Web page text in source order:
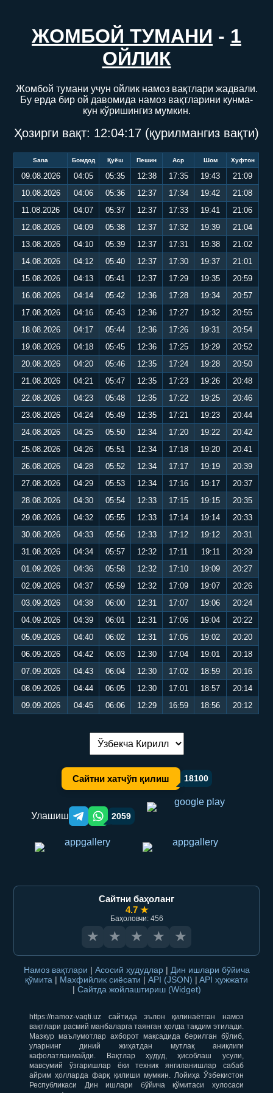
ЖОМБОЙ ТУМАНИ - 1
ОЙЛИК
Жомбой тумани учун ойлик намоз вақтлари жадвали.
Бу ерда бир ой давомида намоз вақтларини кунма-
кун кўришингиз мумкин.
Ҳозирги вақт: 12:04:17 (қурилмангиз вақти)
Sana Бомдод Қуёш Пешин Аср Шом Хуфтон
09.08.2026 04:05 05:35 12:38 17:35 19:43
21:09
10.08.2026
04:06 05:36 12:37 17:34 19:42
21:08
11.08.2026
04:07 05:37 12:37 17:33 19:41
21:06
12.08.2026
04:09 05:38 12:37 17:32 19:39
21:04
13.08.2026
04:10 05:39 12:37 17:31 19:38
21:02
14.08.2026
04:12 05:40 12:37 17:30 19:37
21:01
15.08.2026
04:13 05:41 12:37 17:29 19:35
20:59
16.08.2026
04:14 05:42 12:36 17:28 19:34
20:57
17.08.2026
04:16 05:43 12:36 17:27 19:32
20:55
18.08.2026
04:17 05:44 12:36 17:26 19:31
20:54
19.08.2026
04:18 05:45 12:36 17:25 19:29
20:52
20.08.2026
04:20 05:46 12:35 17:24 19:28
20:50
21.08.2026
04:21 05:47 12:35 17:23 19:26
20:48
22.08.2026
04:23 05:48 12:35 17:22 19:25
20:46
23.08.2026
04:24 05:49 12:35 17:21 19:23
20:44
24.08.2026
04:25 05:50 12:34 17:20 19:22
20:42
25.08.2026
04:26 05:51 12:34 17:18 19:20
20:41
26.08.2026
04:28 05:52 12:34 17:17 19:19
20:39
27.08.2026
04:29 05:53 12:34 17:16 19:17
20:37
28.08.2026
04:30 05:54 12:33 17:15 19:15
20:35
29.08.2026
04:32 05:55 12:33 17:14 19:14
20:33
30.08.2026
04:33 05:56 12:33 17:12 19:12
20:31
31.08.2026
04:34 05:57 12:32 17:11 19:11
20:29
01.09.2026
04:36 05:58 12:32 17:10 19:09
20:27
02.09.2026
04:37 05:59 12:32 17:09 19:07
20:26
03.09.2026
04:38 06:00 12:31 17:07 19:06
20:24
04.09.2026
04:39 06:01 12:31 17:06 19:04
20:22
05.09.2026
04:40 06:02 12:31 17:05 19:02
20:20
06.09.2026
04:42 06:03 12:30 17:04 19:01
20:18
07.09.2026
04:43 06:04 12:30 17:02 18:59
20:16
08.09.2026
04:44 06:05 12:30 17:01 18:57
20:14
09.09.2026
04:45 06:06 12:29 16:59 18:56 20:12
Тилни алмаштириш:
Сайтни хатчўп қилиш 18100
Улашиш Telegram orqali ulashish
WhatsApp orqali ulashish
2059
Сайтни баҳоланг
4.7 ★
Баҳоловчи: 456
★ ★ ★ ★ ★
Намоз вақтлари | Асосий ҳудудлар | Дин ишлари бўйича
қўмита | Махфийлик сиёсати | API (JSON) | API ҳужжати
| Сайтда жойлаштириш (Widget)
https://namoz-vaqti.uz сайтида эълон қилинаётган намоз
вақтлари расмий манбаларга таянган ҳолда тақдим этилади.
Мазкур маълумотлар ахборот мақсадида берилган бўлиб,
уларнинг диний жиҳатдан мутлақ аниқлиги
кафолатланмайди. Вақтлар ҳудуд, ҳисоблаш усули,
мавсумий ўзгаришлар ёки техник янгиланишлар сабаб
айрим ҳолларда фарқ қилиши мумкин. Лойиҳа Ўзбекистон
Республикаси Дин ишлари бўйича қўмитаси хулосаси